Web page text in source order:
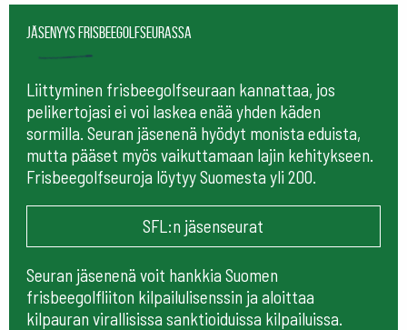
Jäsenyys frisbeegolfseurassa
Liittyminen frisbeegolfseuraan kannattaa, jos
pelikertojasi ei voi laskea enää yhden käden
sormilla. Seuran jäsenenä hyödyt monista eduista,
mutta pääset myös vaikuttamaan lajin kehitykseen.
Frisbeegolfseuroja löytyy Suomesta yli 200.
SFL:n jäsenseurat
Seuran jäsenenä voit hankkia Suomen
frisbeegolfliiton kilpailulisenssin ja aloittaa
kilpauran virallisissa sanktioiduissa kilpailuissa.